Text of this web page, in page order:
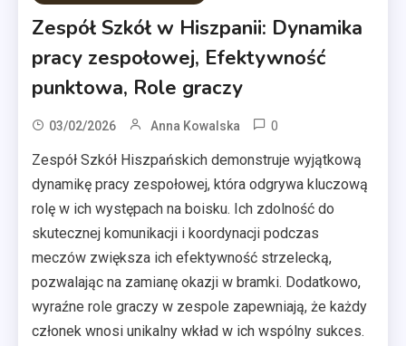
Zespół Szkół w Hiszpanii: Dynamika
pracy zespołowej, Efektywność
punktowa, Role graczy
03/02/2026 Anna Kowalska 0
Zespół Szkół Hiszpańskich demonstruje wyjątkową
dynamikę pracy zespołowej, która odgrywa kluczową
rolę w ich występach na boisku. Ich zdolność do
skutecznej komunikacji i koordynacji podczas
meczów zwiększa ich efektywność strzelecką,
pozwalając na zamianę okazji w bramki. Dodatkowo,
wyraźne role graczy w zespole zapewniają, że każdy
członek wnosi unikalny wkład w ich wspólny sukces.